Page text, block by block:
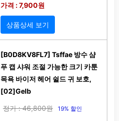
가격 : 7,900원
상품상세 보기
[B0D8KV8FL7] Tsffae 방수 샴
푸 캡 샤워 조절 가능한 크기 카툰
목욕 바이저 헤어 쉴드 귀 보호,
[02]Gelb
정가 : 46,800원 19% 할인